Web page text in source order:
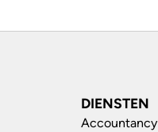
DIENSTEN
Accountancy